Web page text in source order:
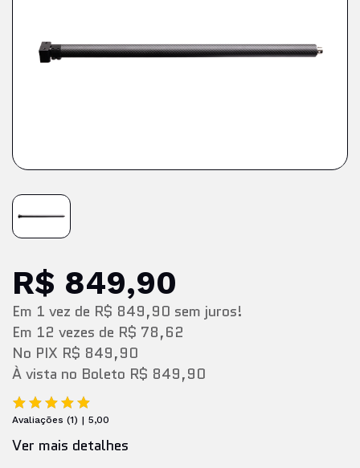
R$ 849,90
Em 1 vez de R$ 849,90 sem juros!
Em 12 vezes de R$ 78,62
No PIX R$ 849,90
À vista no Boleto R$ 849,90
Avaliações (1) 5,00
Ver mais detalhes